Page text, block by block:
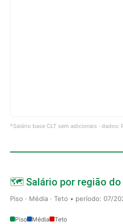
*Salário base CLT sem adicionais · dados:
🗺️ Salário por região do
Piso · Média · Teto • período: 07/
Piso Média Teto